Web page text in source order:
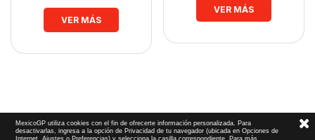
VER MÁS
VER MÁS
MexicoGP utiliza cookies con el fin de ofrecerte información personalizada. Para
desactivarlas, ingresa a la opción de Privacidad de tu navegador (ubicada en Opciones de
Internet, Ajustes o Preferencias) y selecciona la casilla correspondiente. Para más